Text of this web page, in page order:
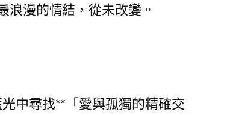
漫的情結，從未改變。
中尋找**「愛與孤獨的精確交